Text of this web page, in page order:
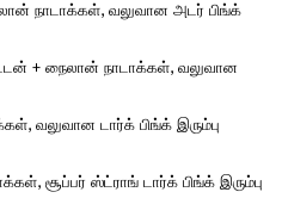
நாடாக்கள், வலுவான அடர் பிங்க்
+ நைலான் நாடாக்கள், வலுவான
வலுவான டார்க் பிங்க் இரும்பு
சூப்பர் ஸ்ட்ராங் டார்க் பிங்க் இரும்பு